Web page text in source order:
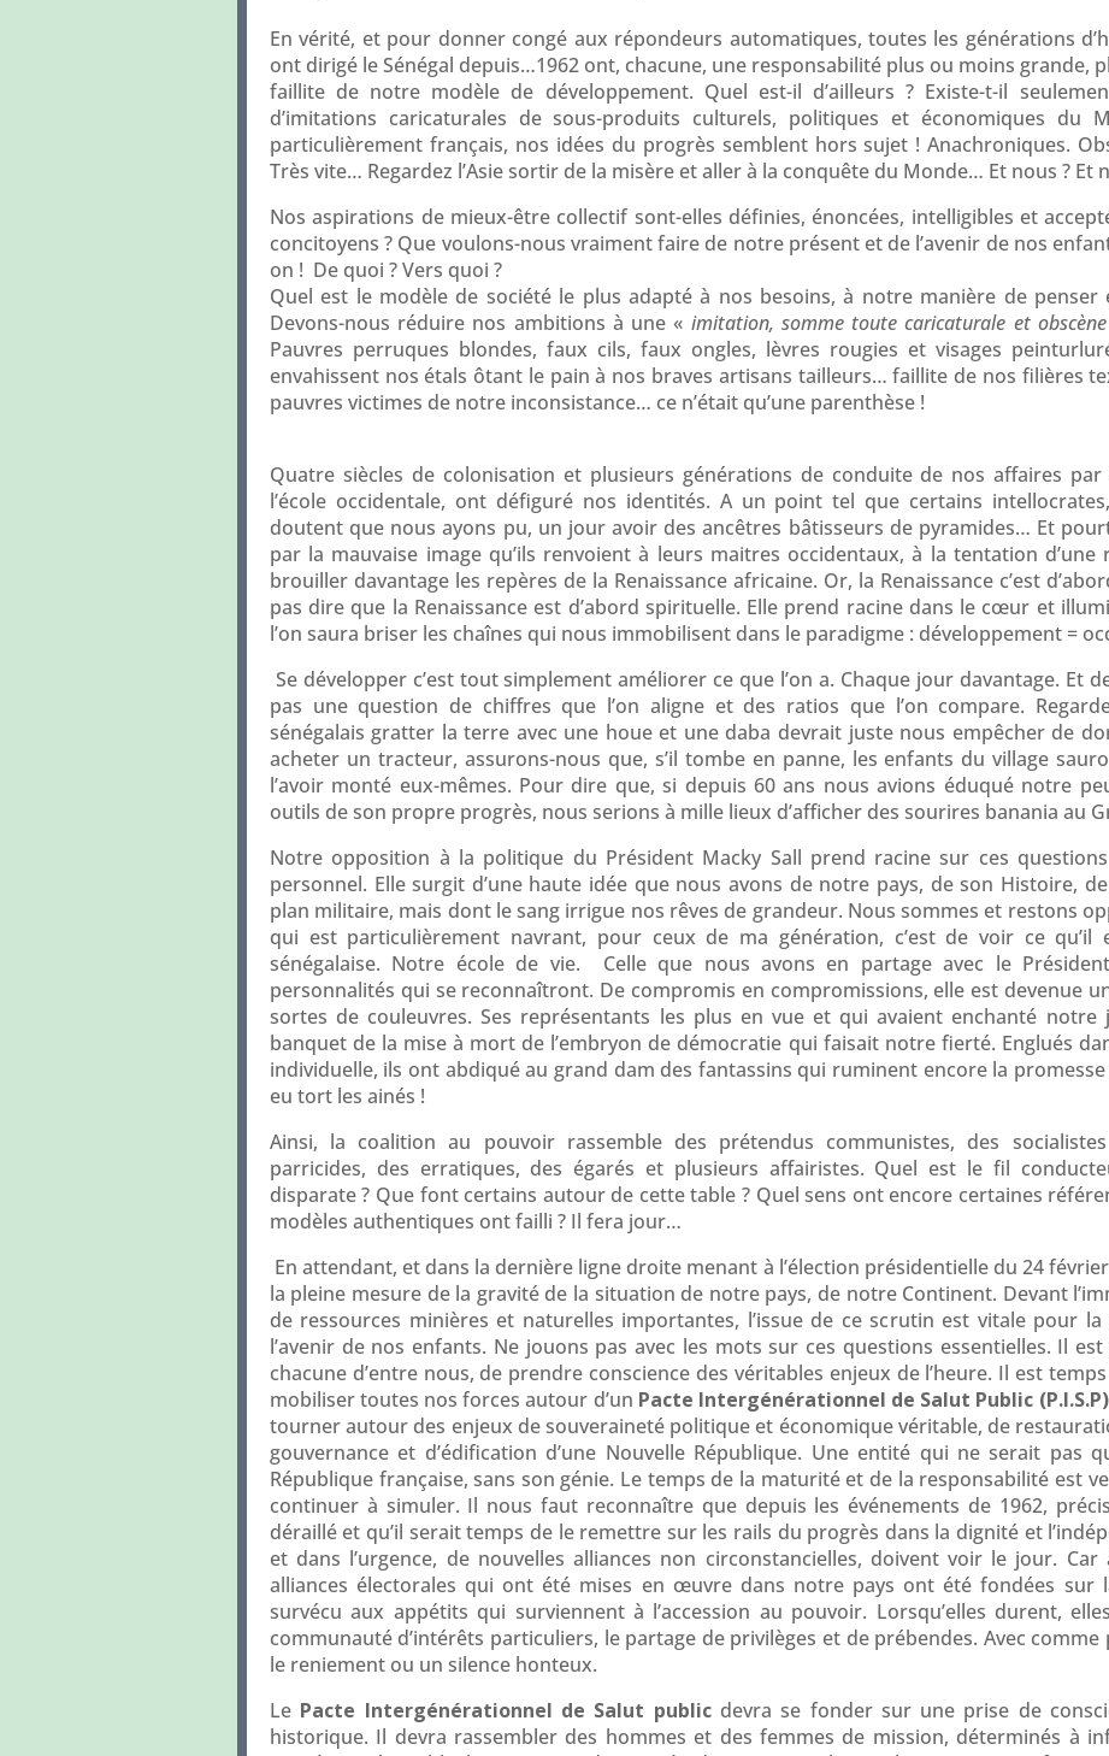
En vérité, et pour donner congé aux répondeurs automatiques, toutes les générations
ont dirigé le Sénégal depuis…1962 ont, chacune, une responsabilité plus ou moins grande,
faillite de notre modèle de développement. Quel est-il d’ailleurs ? Existe-t-il
d’imitations caricaturales de sous-produits culturels, politiques et économiques du
particulièrement français, nos idées du progrès semblent hors sujet ! Anachroniques.
Très vite… Regardez l’Asie sortir de la misère et aller à la conquête du Monde… Et nous ? Et
Nos aspirations de mieux-être collectif sont-elles définies, énoncées, intelligibles et
concitoyens ? Que voulons-nous vraiment faire de notre présent et de l’avenir de nos
on ! De quoi ? Vers quoi ?
Quel est le modèle de société le plus adapté à nos besoins, à notre manière de penser
Devons-nous réduire nos ambitions à une « imitation, somme toute caricaturale et obscène
Pauvres perruques blondes, faux cils, faux ongles, lèvres rougies et visages
envahissent nos étals ôtant le pain à nos braves artisans tailleurs… faillite de nos filières
pauvres victimes de notre inconsistance… ce n’était qu’une parenthèse !
Quatre siècles de colonisation et plusieurs générations de conduite de nos affaires
l’école occidentale, ont défiguré nos identités. A un point tel que certains
doutent que nous ayons pu, un jour avoir des ancêtres bâtisseurs de pyramides… Et
par la mauvaise image qu’ils renvoient à leurs maitres occidentaux, à la tentation d’une
brouiller davantage les repères de la Renaissance africaine. Or, la Renaissance c’est
pas dire que la Renaissance est d’abord spirituelle. Elle prend racine dans le cœur et
l’on saura briser les chaînes qui nous immobilisent dans le paradigme : développement =
Se développer c’est tout simplement améliorer ce que l’on a. Chaque jour davantage. Et
pas une question de chiffres que l’on aligne et des ratios que l’on compare.
sénégalais gratter la terre avec une houe et une daba devrait juste nous empêcher de
acheter un tracteur, assurons-nous que, s’il tombe en panne, les enfants du village
l’avoir monté eux-mêmes. Pour dire que, si depuis 60 ans nous avions éduqué notre
outils de son propre progrès, nous serions à mille lieux d’afficher des sourires banania au
Notre opposition à la politique du Président Macky Sall prend racine sur ces
personnel. Elle surgit d’une haute idée que nous avons de notre pays, de son Histoire,
plan militaire, mais dont le sang irrigue nos rêves de grandeur. Nous sommes et restons
qui est particulièrement navrant, pour ceux de ma génération, c’est de voir ce qu’il
sénégalaise. Notre école de vie. Celle que nous avons en partage avec le
personnalités qui se reconnaîtront. De compromis en compromissions, elle est devenue
sortes de couleuvres. Ses représentants les plus en vue et qui avaient enchanté notre
banquet de la mise à mort de l’embryon de démocratie qui faisait notre fierté. Englués
individuelle, ils ont abdiqué au grand dam des fantassins qui ruminent encore la
eu tort les ainés !
Ainsi, la coalition au pouvoir rassemble des prétendus communistes, des
parricides, des erratiques, des égarés et plusieurs affairistes. Quel est le fil
disparate ? Que font certains autour de cette table ? Quel sens ont encore certaines
modèles authentiques ont failli ? Il fera jour…
En attendant, et dans la dernière ligne droite menant à l’élection présidentielle du 24
la pleine mesure de la gravité de la situation de notre pays, de notre Continent. Devant
de ressources minières et naturelles importantes, l’issue de ce scrutin est vitale pour
l’avenir de nos enfants. Ne jouons pas avec les mots sur ces questions essentielles. Il
chacune d’entre nous, de prendre conscience des véritables enjeux de l’heure. Il est
mobiliser toutes nos forces autour d’un Pacte Intergénérationnel de Salut Public (P.I.S.P)
tourner autour des enjeux de souveraineté politique et économique véritable, de
gouvernance et d’édification d’une Nouvelle République. Une entité qui ne serait pas
République française, sans son génie. Le temps de la maturité et de la responsabilité est
continuer à simuler. Il nous faut reconnaître que depuis les événements de 1962,
déraillé et qu’il serait temps de le remettre sur les rails du progrès dans la dignité et
et dans l’urgence, de nouvelles alliances non circonstancielles, doivent voir le jour.
alliances électorales qui ont été mises en œuvre dans notre pays ont été fondées sur
survécu aux appétits qui surviennent à l’accession au pouvoir. Lorsqu’elles durent,
communauté d’intérêts particuliers, le partage de privilèges et de prébendes. Avec
le reniement ou un silence honteux.
Le Pacte Intergénérationnel de Salut public devra se fonder sur une prise de
historique. Il devra rassembler des hommes et des femmes de mission, déterminés à